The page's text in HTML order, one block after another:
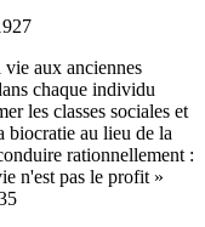
vie aux anciennes
chaque individu
les classes sociales et
biocratie au lieu de la
rationnellement :
n'est pas le profit »